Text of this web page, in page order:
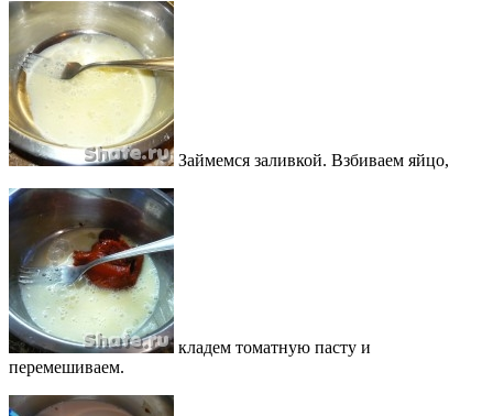
Займемся заливкой. Взбиваем яйцо,
кладем томатную пасту и
перемешиваем.